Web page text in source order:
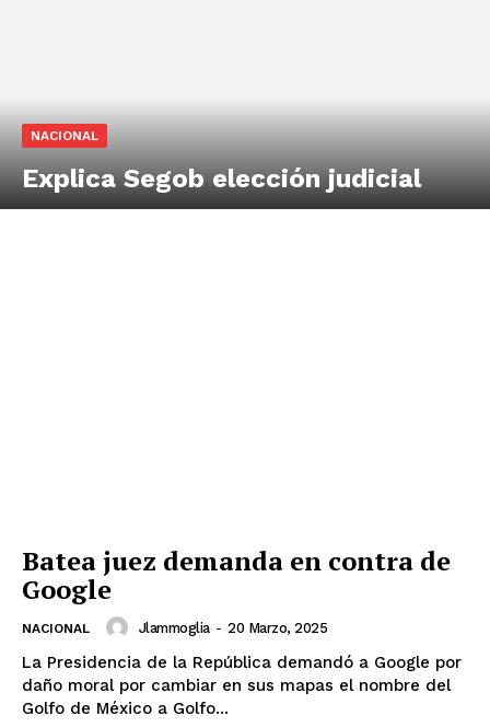
NACIONAL
Explica Segob elección judicial
Batea juez demanda en contra de
Google
NACIONAL Jlammoglia - 20 Marzo, 2025
La Presidencia de la República demandó a Google por
daño moral por cambiar en sus mapas el nombre del
Golfo de México a Golfo...